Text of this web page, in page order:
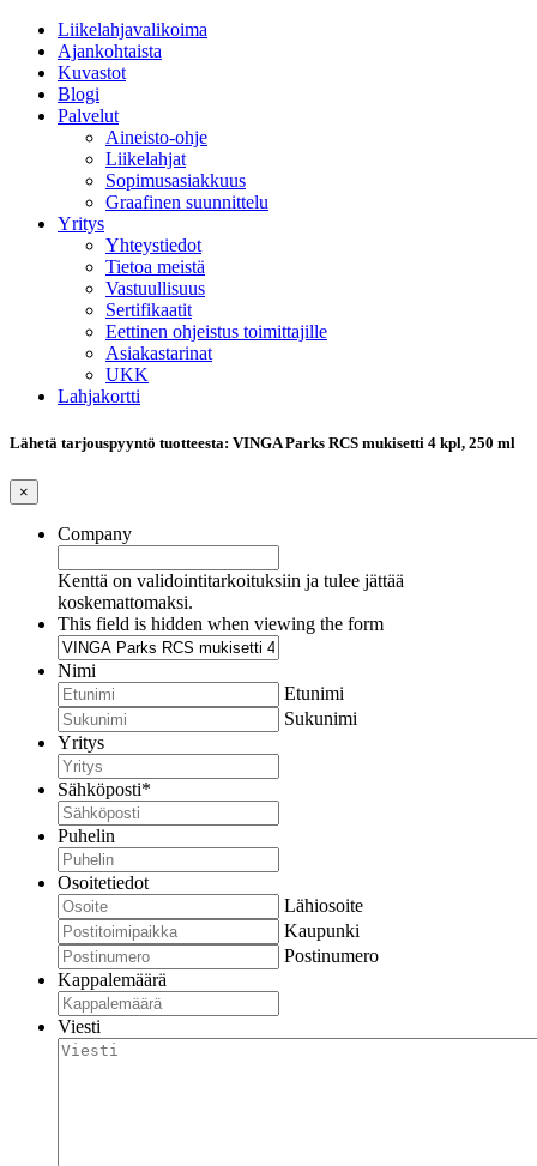
Liikelahjavalikoima
Ajankohtaista
Kuvastot
Blogi
Palvelut
Aineisto-ohje
Liikelahjat
Sopimusasiakkuus
Graafinen suunnittelu
Yritys
Yhteystiedot
Tietoa meistä
Vastuullisuus
Sertifikaatit
Eettinen ohjeistus toimittajille
Asiakastarinat
UKK
Lahjakortti
Lähetä tarjouspyyntö tuotteesta: VINGA Parks RCS mukisetti 4 kpl, 250 ml
×
Company
Kenttä on validointitarkoituksiin ja tulee jättää
koskemattomaksi.
This field is hidden when viewing the form
Nimi
Etunimi
Sukunimi
Yritys
Sähköposti*
Puhelin
Osoitetiedot
Lähiosoite
Kaupunki
Postinumero
Kappalemäärä
Viesti